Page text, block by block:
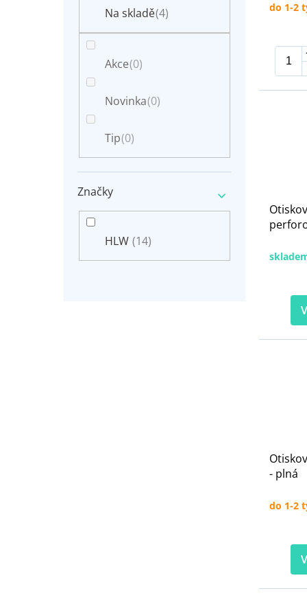
Na skladě(4)
Akce(0)
Novinka(0)
Tip(0)
Značky
HLW (14)
do 1-2
- plná
do 1-2